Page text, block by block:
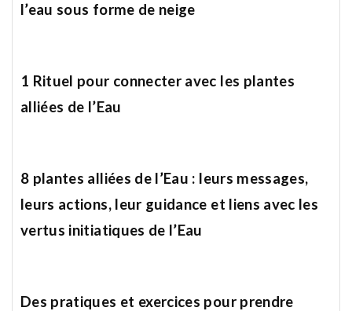
l’eau sous forme de neige
1 Rituel pour connecter avec les plantes
alliées de l’Eau
8 plantes alliées de l’Eau : leurs messages,
leurs actions, leur guidance et liens avec les
vertus initiatiques de l’Eau
Des pratiques et exercices pour prendre